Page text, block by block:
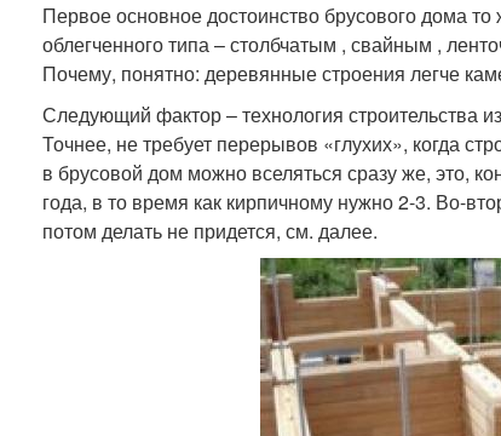
Первое основное достоинство брусового дома
облегченного типа – столбчатым , свайным ,
Почему, понятно: деревянные строения легче
Следующий фактор – технология строительства
Точнее, не требует перерывов «глухих», когда
в брусовой дом можно вселяться сразу же, это,
года, в то время как кирпичному нужно 2-3. Во-
потом делать не придется, см. далее.